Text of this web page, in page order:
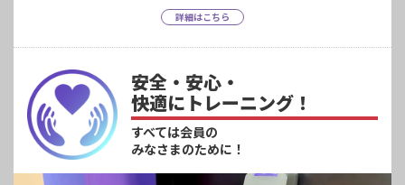
詳細はこちら
安全・安心・
快適にトレーニング！
すべては会員の
みなさまのために！